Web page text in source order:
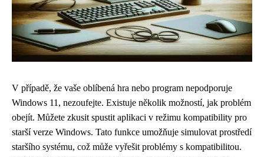
V případě, že vaše oblíbená hra nebo program nepodporuje
Windows 11, nezoufejte. Existuje několik možností, jak problém
obejít. Můžete zkusit spustit aplikaci v režimu kompatibility pro
starší verze Windows. Tato funkce umožňuje simulovat prostředí
staršího systému, což může vyřešit problémy s kompatibilitou.